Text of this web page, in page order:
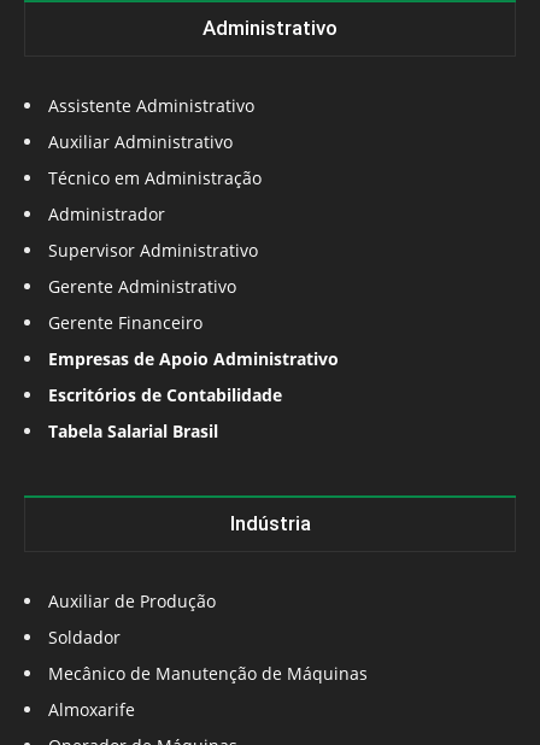
Administrativo
Assistente Administrativo
Auxiliar Administrativo
Técnico em Administração
Administrador
Supervisor Administrativo
Gerente Administrativo
Gerente Financeiro
Empresas de Apoio Administrativo
Escritórios de Contabilidade
Tabela Salarial Brasil
Indústria
Auxiliar de Produção
Soldador
Mecânico de Manutenção de Máquinas
Almoxarife